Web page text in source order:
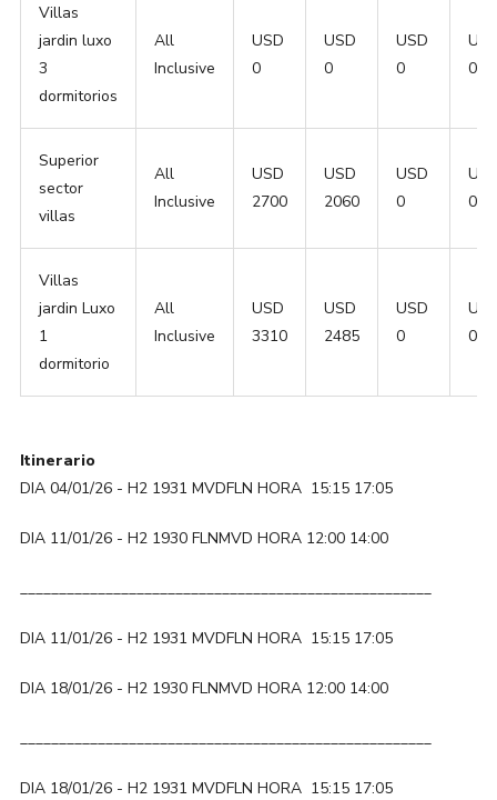
Villas
jardin luxo
3
dormitorios
All
Inclusive
USD
0
USD
0
USD
0
0
Superior
sector
villas
All
Inclusive
USD
2700
USD
2060
USD
0
0
Villas
jardin Luxo
1
dormitorio
All
Inclusive
USD
3310
USD
2485
USD
0
0
Itinerario
DIA 04/01/26 - H2 1931 MVDFLN HORA 15:15 17:05
DIA 11/01/26 - H2 1930 FLNMVD HORA 12:00 14:00
_____________________________________________________
DIA 11/01/26 - H2 1931 MVDFLN HORA 15:15 17:05
DIA 18/01/26 - H2 1930 FLNMVD HORA 12:00 14:00
_____________________________________________________
DIA 18/01/26 - H2 1931 MVDFLN HORA 15:15 17:05